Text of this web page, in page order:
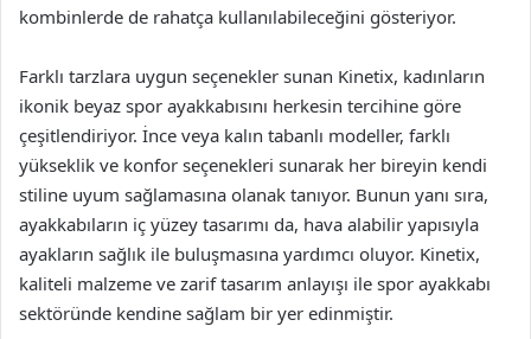
kombinlerde de rahatça kullanılabileceğini gösteriyor.
Farklı tarzlara uygun seçenekler sunan Kinetix, kadınların
ikonik beyaz spor ayakkabısını herkesin tercihine göre
çeşitlendiriyor. İnce veya kalın tabanlı modeller, farklı
yükseklik ve konfor seçenekleri sunarak her bireyin kendi
stiline uyum sağlamasına olanak tanıyor. Bunun yanı sıra,
ayakkabıların iç yüzey tasarımı da, hava alabilir yapısıyla
ayakların sağlık ile buluşmasına yardımcı oluyor. Kinetix,
kaliteli malzeme ve zarif tasarım anlayışı ile spor ayakkabı
sektöründe kendine sağlam bir yer edinmiştir.